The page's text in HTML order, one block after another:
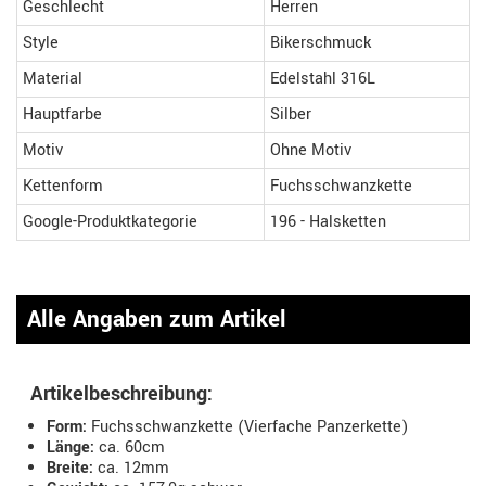
Geschlecht
Herren
Style
Bikerschmuck
Material
Edelstahl 316L
Hauptfarbe
Silber
Motiv
Ohne Motiv
Kettenform
Fuchsschwanzkette
Google-Produktkategorie
196 - Halsketten
Alle Angaben zum Artikel
Artikelbeschreibung:
Form: Fuchsschwanzkette (Vierfache Panzerkette)
Länge: ca. 60cm
Breite: ca. 12mm